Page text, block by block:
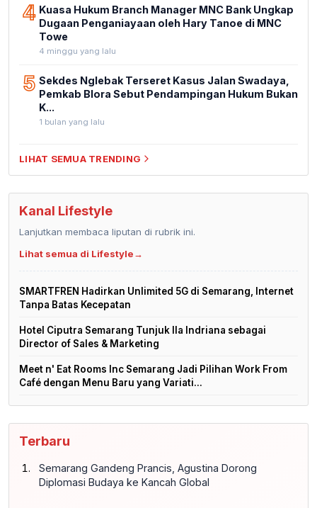
4 Kuasa Hukum Branch Manager MNC Bank Ungkap
Dugaan Penganiayaan oleh Hary Tanoe di MNC
Towe
4 minggu yang lalu
5 Sekdes Nglebak Terseret Kasus Jalan Swadaya,
Pemkab Blora Sebut Pendampingan Hukum Bukan
K...
1 bulan yang lalu
LIHAT SEMUA TRENDING
Kanal Lifestyle
Lanjutkan membaca liputan di rubrik ini.
Lihat semua di Lifestyle→
SMARTFREN Hadirkan Unlimited 5G di Semarang, Internet
Tanpa Batas Kecepatan
Hotel Ciputra Semarang Tunjuk Ila Indriana sebagai
Director of Sales & Marketing
Meet n' Eat Rooms Inc Semarang Jadi Pilihan Work From
Café dengan Menu Baru yang Variati...
Terbaru
Semarang Gandeng Prancis, Agustina Dorong
Diplomasi Budaya ke Kancah Global